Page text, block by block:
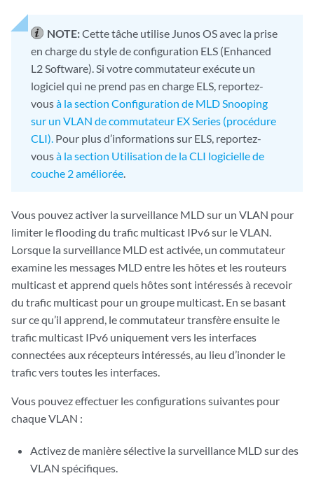
NOTE:Cette tâche utilise Junos OS avec la prise
en charge du style de configuration ELS (Enhanced
L2 Software). Si votre commutateur exécute un
logiciel qui ne prend pas en charge ELS, reportez-
vousà la section Configuration de MLD Snooping
sur un VLAN de commutateur EX Series (procédure
CLI). Pour plus d’informations sur ELS, reportez-
vousà la section Utilisation de la CLI logicielle de
couche 2 améliorée.
Vous pouvez activer la surveillance MLD sur un VLAN pour
limiter le flooding du trafic multicast IPv6 sur le VLAN.
Lorsque la surveillance MLD est activée, un commutateur
examine les messages MLD entre les hôtes et les routeurs
multicast et apprend quels hôtes sont intéressés à recevoir
du trafic multicast pour un groupe multicast. En se basant
sur ce qu’il apprend, le commutateur transfère ensuite le
trafic multicast IPv6 uniquement vers les interfaces
connectées aux récepteurs intéressés, au lieu d’inonder le
trafic vers toutes les interfaces.
Vous pouvez effectuer les configurations suivantes pour
chaque VLAN :
Activez de manière sélective la surveillance MLD sur des
VLAN spécifiques.